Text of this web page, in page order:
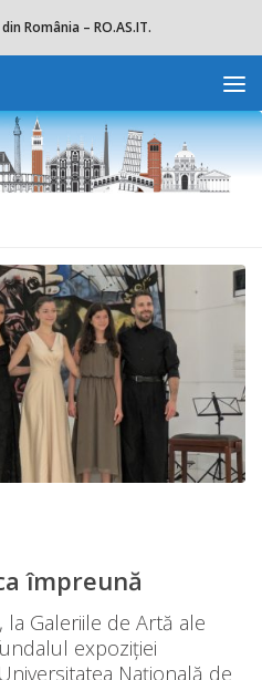
împreună
Galeriile de Artă ale
expoziției
Națională de
România – RO.AS.IT.